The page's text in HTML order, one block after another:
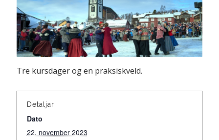
Tre kursdager og en praksiskveld.
Detaljar:
Dato
22. november 2023